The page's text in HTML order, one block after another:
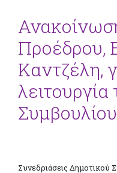
Προέδρου,
Καντζέλη,
Συμβουλίου
Συνεδριάσεις Δημοτικού